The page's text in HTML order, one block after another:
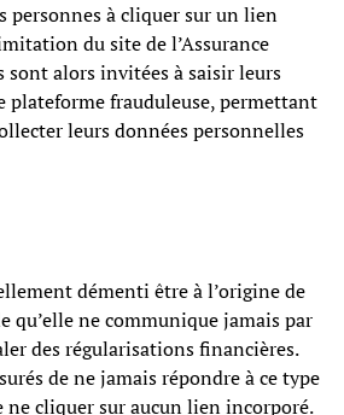
personnes à cliquer sur un lien
du site de l’Assurance
sont alors invitées à saisir leurs
frauduleuse, permettant
leurs données personnelles
démenti être à l’origine de
qu’elle ne communique jamais par
des régularisations financières.
de ne jamais répondre à ce type
cliquer sur aucun lien incorporé.